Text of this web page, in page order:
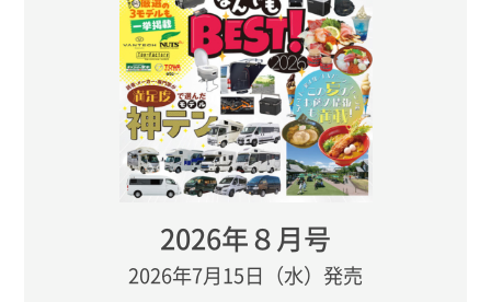
2026年８月号
2026年7月15日（水）発売